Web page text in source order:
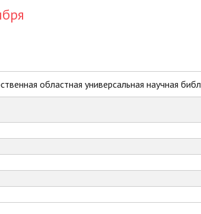
областная универсальная научная